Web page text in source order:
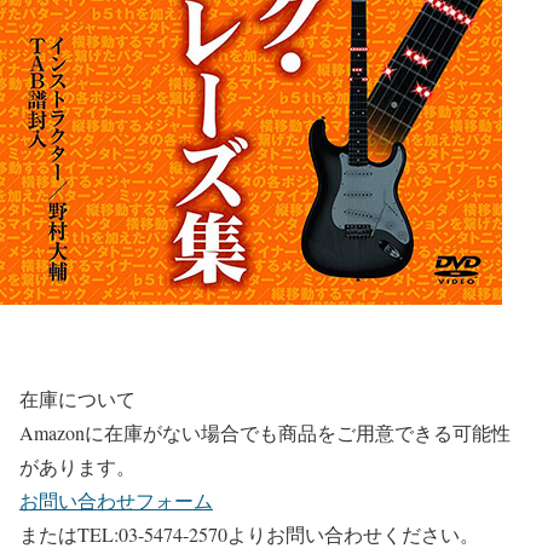
在庫について
Amazonに在庫がない場合でも商品をご用意できる可能性
があります。
お問い合わせフォーム
またはTEL:03-5474-2570よりお問い合わせください。